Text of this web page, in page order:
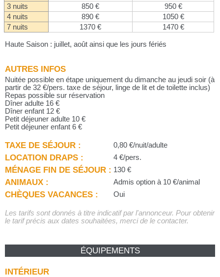
3 nuits
850 €
950 €
4 nuits
890 €
1050 €
7 nuits
1370 € 1470 €
Haute Saison : juillet, août ainsi que les jours fériés
AUTRES INFOS
Nuitée possible en étape uniquement du dimanche au jeudi soir (à
partir de 32 €/pers. taxe de séjour, linge de lit et de toilette inclus)
Repas possible sur réservation
Dîner adulte 16 €
Dîner enfant 12 €
Petit déjeuner adulte 10 €
Petit déjeuner enfant 6 €
TAXE DE SÉJOUR : 0,80 €/nuit/adulte
LOCATION DRAPS : 4 €/pers.
MÉNAGE FIN DE SÉJOUR : 130 €
ANIMAUX : Admis option à 10 €/animal
CHÈQUES VACANCES : Oui
Les tarifs sont donnés à titre indicatif par l'annonceur. Pour obtenir
le tarif précis aux dates souhaitées, merci de le contacter.
ÉQUIPEMENTS
INTÉRIEUR